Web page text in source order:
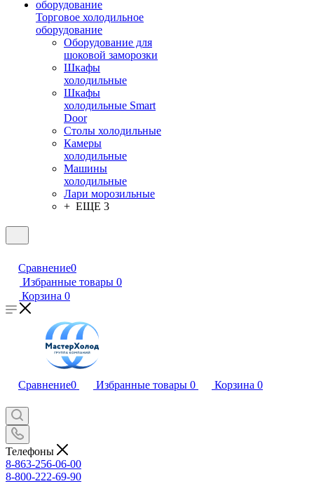
Торговое холодильное
оборудование
Оборудование для
шоковой заморозки
Шкафы
холодильные
Шкафы
холодильные Smart
Door
Столы холодильные
Камеры
холодильные
Машины
холодильные
Лари морозильные
+ ЕЩЕ 3
Сравнение0
Избранные товары 0
Корзина 0
Сравнение0 Избранные товары 0 Корзина 0
Телефоны
8-863-256-06-00
8-800-222-69-90